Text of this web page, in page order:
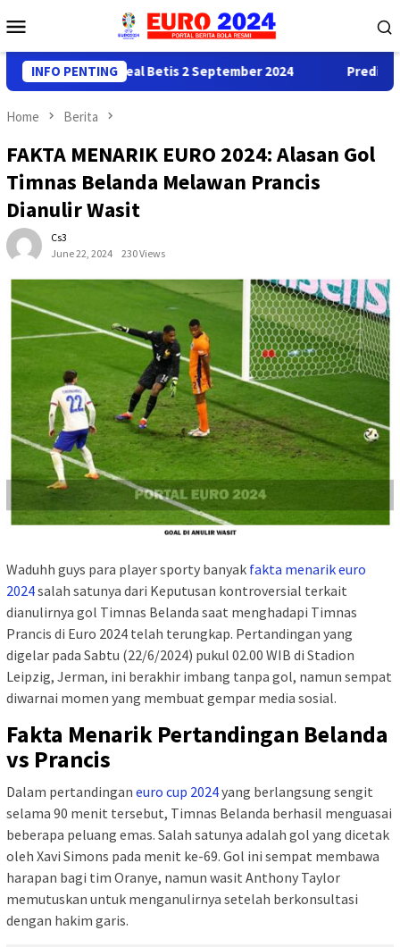
to
Menu
INFO PENTING
Madrid vs Real Betis 2 September 2024 Prediksi
Home Berita
FAKTA MENARIK EURO 2024: Alasan Gol
Timnas Belanda Melawan Prancis
Dianulir Wasit
Cs3
June 22, 2024
230 Views
Waduhh guys para player sporty banyak fakta menarik euro
2024salah satunya dari Keputusan kontroversial terkait
dianulirnya gol Timnas Belanda saat menghadapi Timnas
Prancis di Euro 2024 telah terungkap. Pertandingan yang
digelar pada Sabtu (22/6/2024) pukul 02.00 WIB di Stadion
Leipzig, Jerman, ini berakhir imbang tanpa gol, namun sempat
diwarnai momen yang membuat gempar media sosial.
Fakta Menarik Pertandingan Belanda
vs Prancis
Dalam pertandingan euro cup 2024yang berlangsung sengit
selama 90 menit tersebut, Timnas Belanda berhasil menguasai
beberapa peluang emas. Salah satunya adalah gol yang dicetak
oleh Xavi Simons pada menit ke-69. Gol ini sempat membawa
harapan bagi tim Oranye, namun wasit Anthony Taylor
memutuskan untuk menganulirnya setelah berkonsultasi
dengan hakim garis.